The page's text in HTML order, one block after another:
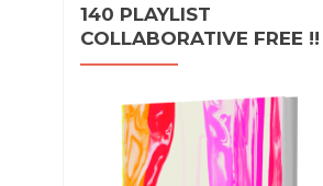
140 PLAYLIST
COLLABORATIVE FREE !!